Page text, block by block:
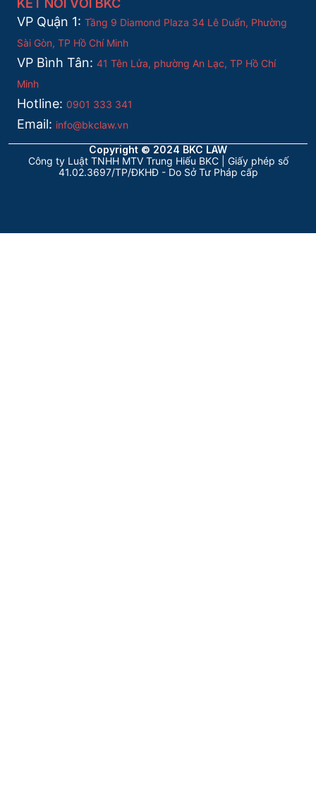
KẾT NỐI VỚI BKC
VP Quận 1: Tầng 9 Diamond Plaza 34 Lê Duẩn, Phường
Sài Gòn, TP Hồ Chí Minh
VP Bình Tân: 41 Tên Lửa, phường An Lạc, TP Hồ Chí
Minh
Hotline: 0901 333 341
Email: info@bkclaw.vn
Copyright © 2024 BKC LAW
Công ty Luật TNHH MTV Trung Hiếu BKC | Giấy phép số
41.02.3697/TP/ĐKHĐ - Do Sở Tư Pháp cấp